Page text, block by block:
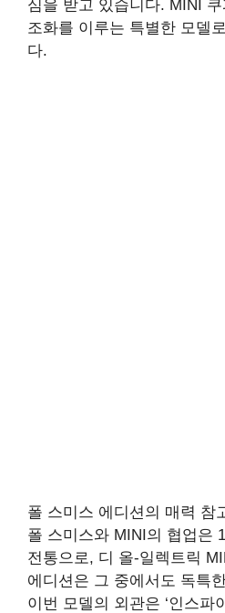
심을 받고 있습니다. MINI
조화를 이루는 특별한 모델
다.
폴 스미스 에디션의 매력 참
폴 스미스와 MINI의 협업은
전통으로, 디 올-일렉트릭
에디션은 그 중에서도 독특
이번 모델의 외관은 ‘인스파